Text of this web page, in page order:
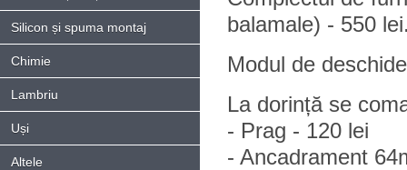
Silicon și spuma montaj
Chimie
Lambriu
Uși
Altele
balamale) - 550
Modul de
La dorință se
- Prag - 120 lei
- Ancadrament